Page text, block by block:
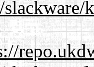
slackware/